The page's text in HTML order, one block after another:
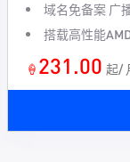
域名免备案 广
搭载高性能
🍦 231.00 起/